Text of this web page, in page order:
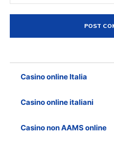
Casino online Italia
Casino online italiani
Casino non AAMS online